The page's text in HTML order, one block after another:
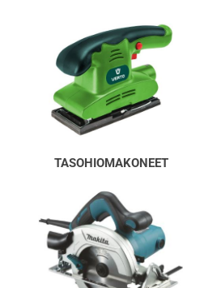
TASOHIOMAKONEET